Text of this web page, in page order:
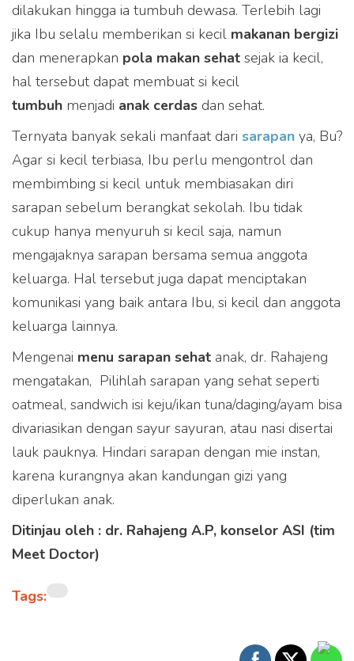
dilakukan hingga ia tumbuh dewasa. Terlebih lagi
jika Ibu selalu memberikan si kecil makanan bergizi
dan menerapkan pola makan sehat sejak ia kecil,
hal tersebut dapat membuat si kecil
tumbuh menjadi anak cerdas dan sehat.
Ternyata banyak sekali manfaat dari sarapan ya, Bu?
Agar si kecil terbiasa, Ibu perlu mengontrol dan
membimbing si kecil untuk membiasakan diri
sarapan sebelum berangkat sekolah. Ibu tidak
cukup hanya menyuruh si kecil saja, namun
mengajaknya sarapan bersama semua anggota
keluarga. Hal tersebut juga dapat menciptakan
komunikasi yang baik antara Ibu, si kecil dan anggota
keluarga lainnya.
Mengenai menu sarapan sehat anak, dr. Rahajeng
mengatakan,  Pilihlah sarapan yang sehat seperti
oatmeal, sandwich isi keju/ikan tuna/daging/ayam bisa
divariasikan dengan sayur sayuran, atau nasi disertai
lauk pauknya. Hindari sarapan dengan mie instan,
karena kurangnya akan kandungan gizi yang
diperlukan anak.
Ditinjau oleh : dr. Rahajeng A.P, konselor ASI (tim
Meet Doctor)
Tags: